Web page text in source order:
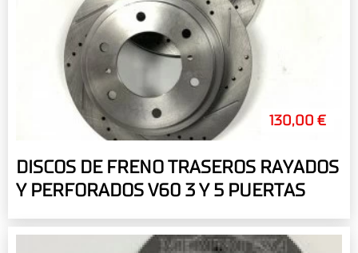
130,00 €
DISCOS DE FRENO TRASEROS RAYADOS
Y PERFORADOS V60 3 Y 5 PUERTAS